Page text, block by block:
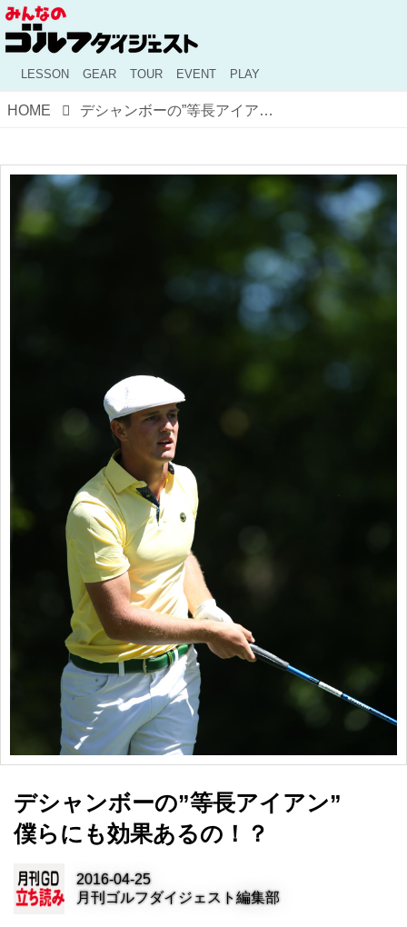
LESSON GEAR TOUR EVENT PLAY
HOME デシャンボーの”等長アイアン” 僕らにも効果あるの！？
デシャンボーの”等長アイアン”
僕らにも効果あるの！？
2016-04-25
月刊ゴルフダイジェスト編集部